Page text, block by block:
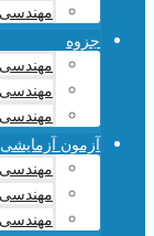
جزوه
آزمون آزمایشی
مهندسی